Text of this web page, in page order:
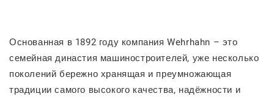
Основанная в 1892 году компания Wehrhahn – это
семейная династия машиностроителей, уже несколько
поколений бережно хранящая и преумножающая
традиции самого высокого качества, надёжности и